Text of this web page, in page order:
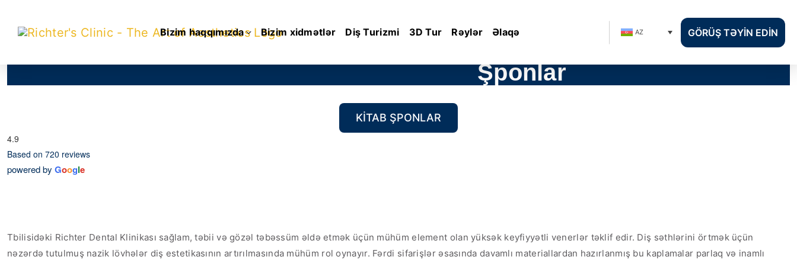
Bizim haqqımızda Bizim xidmətlər Diş Turizmi 3D Tur Rəylər Əlaqə AZ GÖRÜŞ TƏYIN EDIN
Şponlar
KITAB ŞPONLAR
4.9
Based on 720 reviews
powered by Google
Tbilisidəki Richter Dental Klinikası sağlam, təbii və gözəl təbəssüm əldə etmək üçün mühüm element olan yüksək keyfiyyətli venerlər təklif edir. Diş səthlərini örtmək üçün
nəzərdə tutulmuş nazik lövhələr diş estetikasının artırılmasında mühüm rol oynayır. Fərdi sifarişlər əsasında davamlı materiallardan hazırlanmış bu kaplamalar parlaq və inamlı